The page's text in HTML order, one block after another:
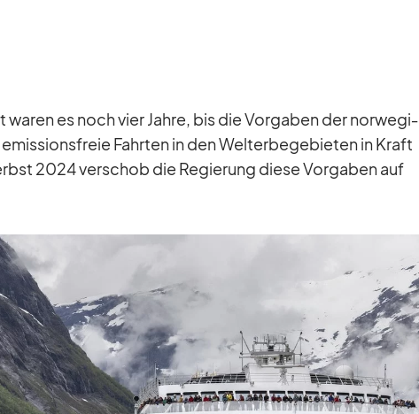
wa­ren es noch vier Jahre, bis die Vor­ga­ben der nor­we­gi­
Fahr­ten in den Welt­erbe­ge­bie­ten in Kraft
2024 ver­schob die Re­gie­rung diese Vor­ga­ben auf